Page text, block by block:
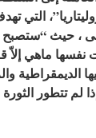
التي
، حيث “ستصبح
الديمقراطية